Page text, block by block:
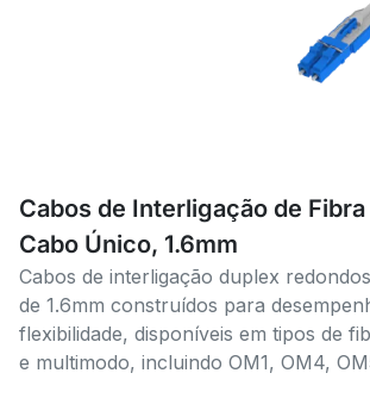
Cabos de Interligação de
Cabo Único, 1.6mm
Cabos de interligação duplex
de 1.6mm construídos para
flexibilidade, disponíveis em tipos de
e multimodo, incluindo OM1, OM4,